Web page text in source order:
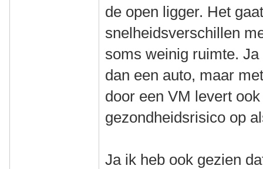
de open ligger. Het
snelheidsverschillen
soms weinig ruimte.
dan een auto, maar
door een VM levert
gezondheidsrisico op
Ja ik heb ook gezien